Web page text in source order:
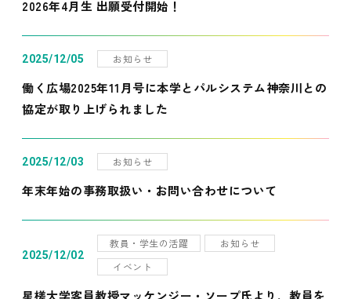
2026年4月生 出願受付開始！
2025/12/05 お知らせ
働く広場2025年11月号に本学とパルシステム神奈川との
協定が取り上げられました
2025/12/03 お知らせ
年末年始の事務取扱い・お問い合わせについて
2025/12/02
教員・学生の活躍
お知らせ
イベント
星槎大学客員教授マッケンジー・ソープ氏より、教員を